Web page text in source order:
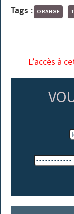
Tags : ORANGE
L’accès à